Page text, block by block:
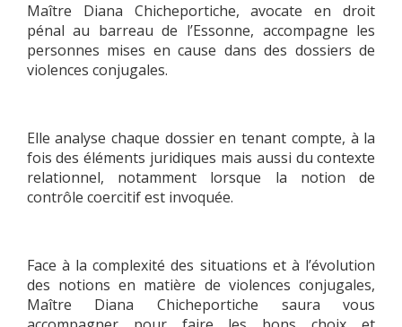
Maître Diana Chicheportiche, avocate en droit
pénal au barreau de l’Essonne, accompagne les
personnes mises en cause dans des dossiers de
violences conjugales.
Elle analyse chaque dossier en tenant compte, à la
fois des éléments juridiques mais aussi du contexte
relationnel, notamment lorsque la notion de
contrôle coercitif est invoquée.
Face à la complexité des situations et à l’évolution
des notions en matière de violences conjugales,
Maître Diana Chicheportiche saura vous